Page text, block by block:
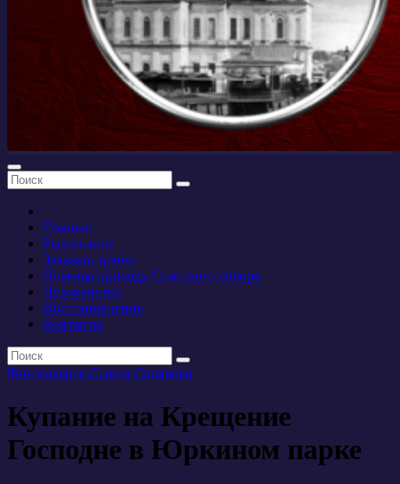
Главная
Расписание
Заказать требы
Помощь приходу Спасского собора
Духовенство
Восстановление
Контакты
Фотогалерея Сергея Склярова
Купание на Крещение
Господне в Юркином парке